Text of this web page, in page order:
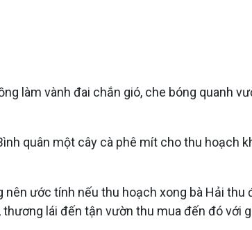
làm vành đai chắn gió, che bóng quanh
quân một cây cà phê mít cho thu hoạch
ước tính nếu thu hoạch xong bà Hải
lái đến tận vườn thu mua đến đó với